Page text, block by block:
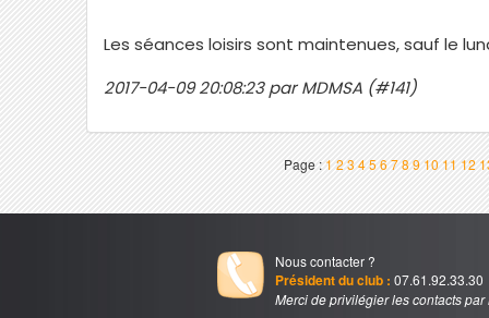
Les séances loisirs sont maintenues, sauf le
2017-04-09 20:08:23 par MDMSA (#141)
Page : 1 2 3 45678 9 10 11 12
Nous contacter ?
Président du club : 07.61.92.33.30
Merci de privilégier les contacts par